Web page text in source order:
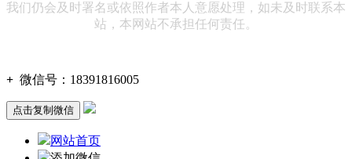
我们仍会及时署名或依照作者本人意愿处理，如未及时联系本
站，本网站不承担任何责任。
+ 微信号： 18391816005
点击复制微信
网站首页